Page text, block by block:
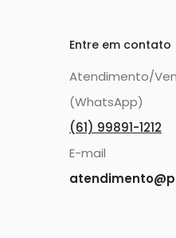
Entre em contato
Atendimento/
(WhatsApp)
(61) 99891-1212
E-mail